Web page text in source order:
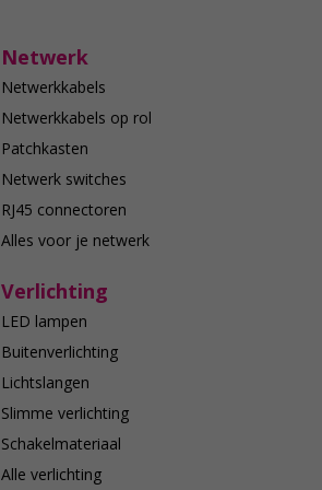
Netwerk
Netwerkkabels
Netwerkkabels op rol
Patchkasten
Netwerk switches
RJ45 connectoren
Alles voor je netwerk
Verlichting
LED lampen
Buitenverlichting
Lichtslangen
Slimme verlichting
Schakelmateriaal
Alle verlichting